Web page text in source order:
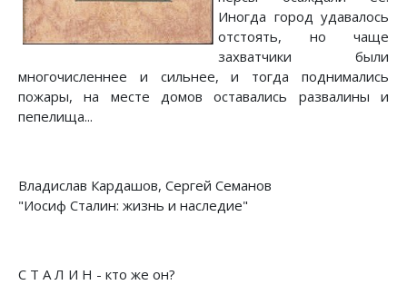
Иногда город удавалось
отстоять, но чаще
захватчики были
многочисленнее и сильнее, и тогда поднимались
пожары, на месте домов оставались развалины и
пепелища...
Владислав Кардашов, Сергей Семанов
"Иосиф Сталин: жизнь и наследие"
С Т А Л И Н - кто же он?